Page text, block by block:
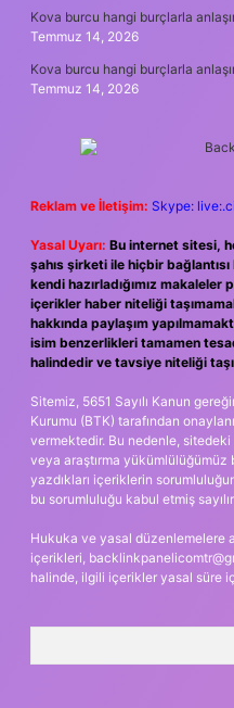
Kova burcu hangi burçlarla
Temmuz 14, 2026
Kova burcu hangi burçlarla
Temmuz 14, 2026
Reklam ve İletişim: Skype:
Yasal Uyarı: Bu internet sitesi,
şahıs şirketi ile hiçbir
kendi hazırladığımız makaleler
içerikler haber niteliği
hakkında paylaşım
isim benzerlikleri tamamen
halindedir ve tavsiye niteliği
Sitemiz, 5651 Sayılı Kanun
Kurumu (BTK) tarafından
vermektedir. Bu nedenle,
veya araştırma yükümlülüğümüz
yazdıkları içeriklerin
bu sorumluluğu kabul etmiş
Hukuka ve yasal düzenlemelere
içerikleri,
halinde, ilgili içerikler yasal süre